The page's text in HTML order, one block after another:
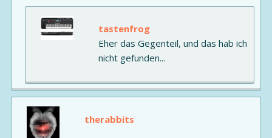
tastenfrog
Eher das Gegenteil, und das hab ich
nicht gefunden...
therabbits